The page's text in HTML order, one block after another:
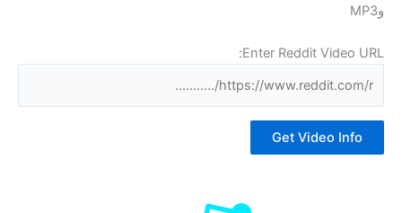
وMP3
Enter Reddit Video URL:
Get Video Info